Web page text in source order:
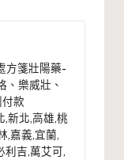
方箋壯陽藥-
、樂威壯、
款
,新北,高雄,桃
,嘉義,宜蘭,
利吉,萬艾可,